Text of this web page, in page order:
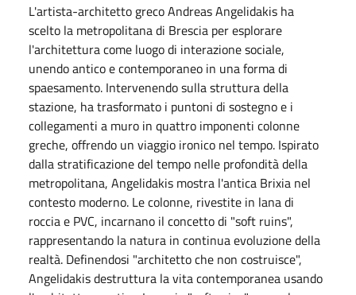
L'artista-architetto greco Andreas Angelidakis ha
scelto la metropolitana di Brescia per esplorare
l'architettura come luogo di interazione sociale,
unendo antico e contemporaneo in una forma di
spaesamento. Intervenendo sulla struttura della
stazione, ha trasformato i puntoni di sostegno e i
collegamenti a muro in quattro imponenti colonne
greche, offrendo un viaggio ironico nel tempo. Ispirato
dalla stratificazione del tempo nelle profondità della
metropolitana, Angelidakis mostra l'antica Brixia nel
contesto moderno. Le colonne, rivestite in lana di
roccia e PVC, incarnano il concetto di "soft ruins",
rappresentando la natura in continua evoluzione della
realtà. Definendosi "architetto che non costruisce",
Angelidakis destruttura la vita contemporanea usando